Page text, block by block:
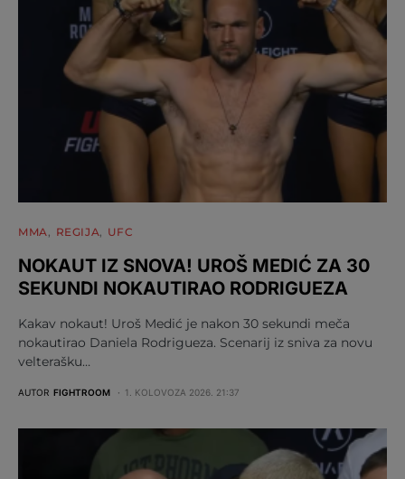
MMA REGIJA UFC
NOKAUT IZ SNOVA! UROŠ MEDIĆ ZA 30
SEKUNDI NOKAUTIRAO RODRIGUEZA
Kakav nokaut! Uroš Medić je nakon 30 sekundi meča
nokautirao Daniela Rodrigueza. Scenarij iz sniva za novu
velterašku…
AUTOR FIGHTROOM 1. KOLOVOZA 2026. 21:37